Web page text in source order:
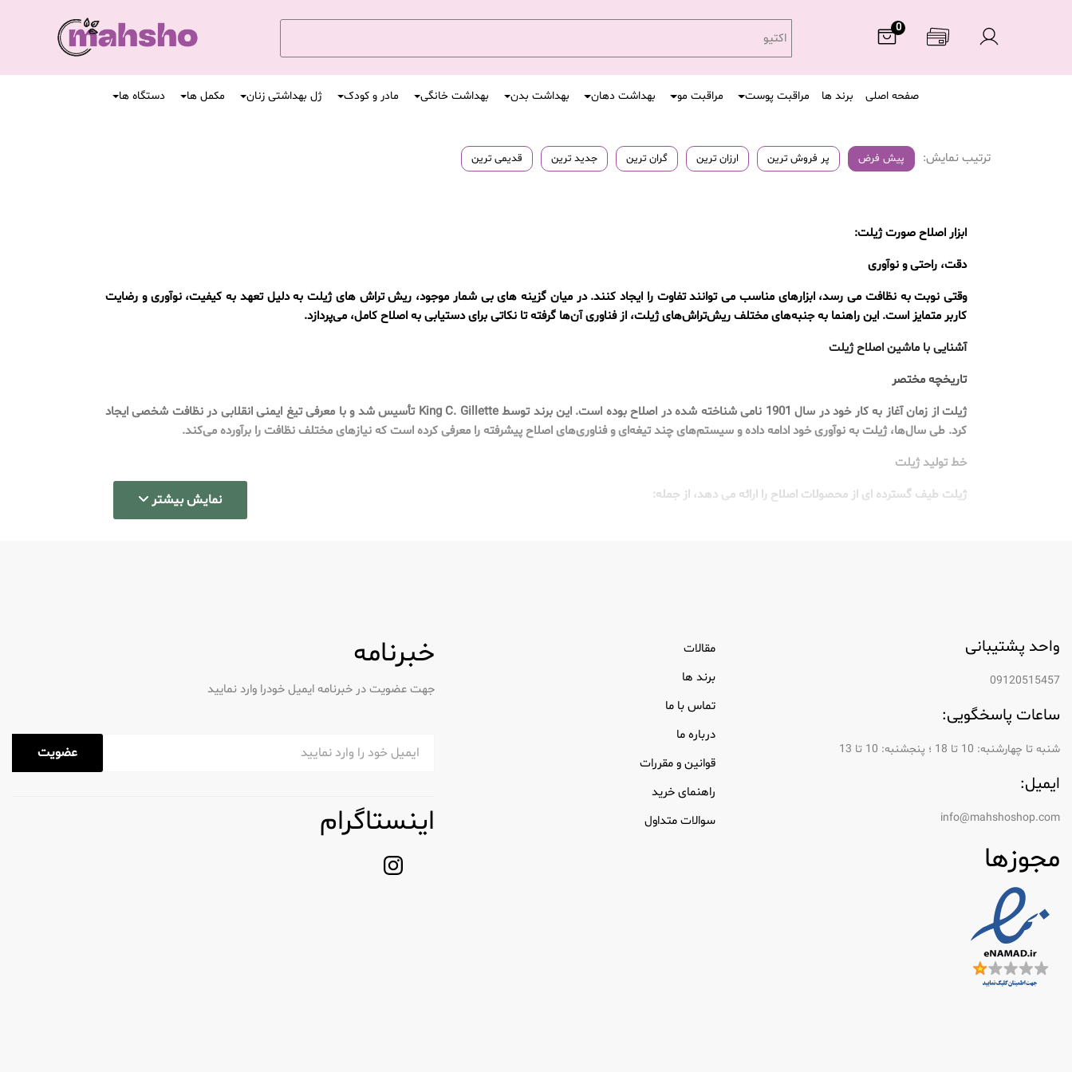
0
صفحه اصلی برند ها مراقبت پوست مراقبت مو بهداشت دهان بهداشت بدن بهداشت خانگی مادر و کودک ژل بهداشتی زنان مکمل ها دستگاه ها
ترتیب نمایش: پیش فرض پر فروش ترین ارزان ترین گران ترین جدید ترین قدیمی ترین
ابزار اصلاح صورت ژیلت:
دقت، راحتی و نوآوری
وقتی نوبت به نظافت می رسد، ابزارهای مناسب می توانند تفاوت را ایجاد کنند. در میان گزینه های بی شمار موجود، ریش تراش های ژیلت به دلیل تعهد به کیفیت، نوآوری و رضایت
کاربر متمایز است. این راهنما به جنبه‌های مختلف ریش‌تراش‌های ژیلت، از فناوری آن‌ها گرفته تا نکاتی برای دستیابی به اصلاح کامل، می‌پردازد.
آشنایی با ماشین اصلاح ژیلت
تاریخچه مختصر
ژیلت از زمان آغاز به کار خود در سال 1901 نامی شناخته شده در اصلاح بوده است. این برند توسط King C. Gillette تأسیس شد و با معرفی تیغ ایمنی انقلابی در نظافت شخصی ایجاد
کرد. طی سال‌ها، ژیلت به نوآوری خود ادامه داده و سیستم‌های چند تیغه‌ای و فناوری‌های اصلاح پیشرفته را معرفی کرده است که نیازهای مختلف نظافت را برآورده می‌کند.
خط تولید ژیلت
ژیلت طیف گسترده ای از محصولات اصلاح را ارائه می دهد، از جمله:
فناوری پشت ریش تراش های ژیلت
یکی از ویژگی های کلیدی که ژیلت را متمایز می کند، فناوری تیغه آن است. این برند از مهندسی پیشرفته برای ایجاد تیغه هایی استفاده می کند که نه تنها تیز هستند، بلکه به گونه ای
نوارهای روانکاری: بسیاری از ریش تراش های ژیلت مجهز به نوارهای روان کننده هستند که مواد تسکین دهنده را آزاد می کنند تا به کاهش تحریک در حین اصلاح کمک
نمایش بیشتر
واحد پشتیبانی
09120515457
ساعات پاسخگویی:
شنبه تا چهارشنبه: 10 تا 18 ؛ پنجشنبه: 10 تا 13
ایمیل:
info@mahshoshop.com
مجوزها
مقالات
برند ها
تماس با ما
درباره ما
قوانین و مقررات
راهنمای خرید
سوالات متداول
خبرنامه
جهت عضویت در خبرنامه ایمیل خودرا وارد نمایید
عضویت
اینستاگرام